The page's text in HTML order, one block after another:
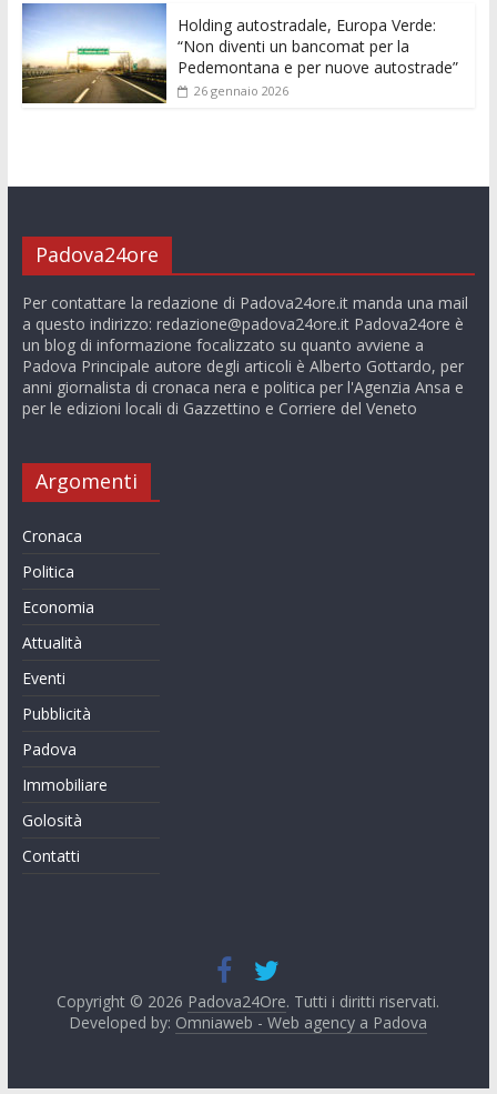
Holding autostradale, Europa Verde:
“Non diventi un bancomat per la
Pedemontana e per nuove autostrade”
26 gennaio 2026
Padova24ore
Per contattare la redazione di Padova24ore.it manda una mail
a questo indirizzo: redazione@padova24ore.itPadova24ore è
un blog di informazione focalizzato su quanto avviene a
Padova Principale autore degli articoli è Alberto Gottardo, per
anni giornalista di cronaca nera e politica per l'Agenzia Ansa e
per le edizioni locali di Gazzettino e Corriere del Veneto
Argomenti
Cronaca
Politica
Economia
Attualità
Eventi
Pubblicità
Padova
Immobiliare
Golosità
Contatti
Copyright © 2026 Padova24Ore. Tutti i diritti riservati.
Developed by: Omniaweb - Web agency a Padova